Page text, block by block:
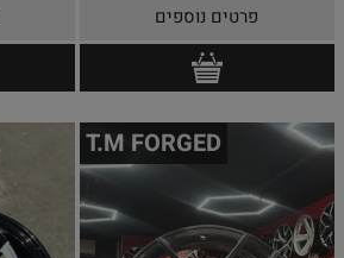
פרטים נוספים
T.M FORGED